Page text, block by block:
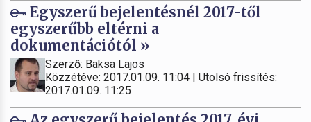
Egyszerű bejelentésnél 2017-től
egyszerűbb eltérni a
dokumentációtól »
Szerző: Baksa Lajos
Közzétéve: 2017.01.09. 11:04 | Utolsó frissítés:
2017.01.09. 11:25